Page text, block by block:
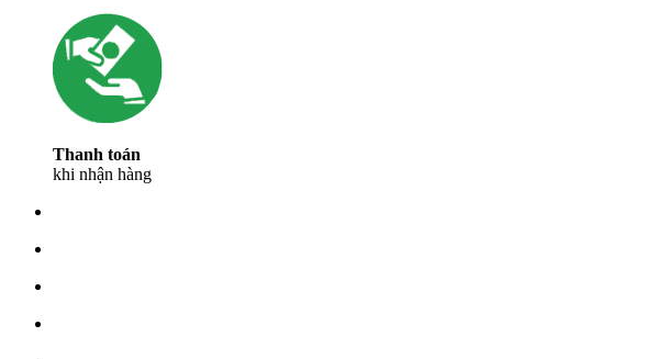
Thanh toán
khi nhận hàng